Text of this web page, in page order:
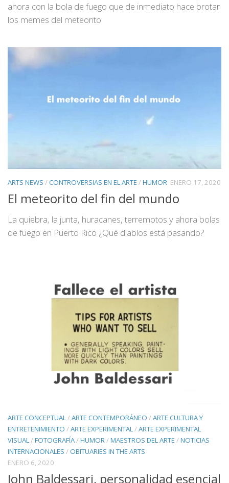
ahora con la bola de fuego que de inmediato hace brotar
los memes del meteorito
ARTS NEWS /CONTROVERSIAS EN EL ARTE /HUMOR ENERO 17, 2020
El meteorito del fin del mundo
La quiebra, la junta, huracanes, terremotos y ahora bolas
de fuego en Puerto Rico ¿Qué diablos está pasando?
ARTE CONCEPTUAL/ARTE CONTEMPORÁNEO /ARTE CULTURA Y
ENTRETENIMIENTO /ARTE EXPERIMENTAL/ARTE EXPERIMENTAL
VISUAL/FOTOGRAFÍA/HUMOR/MAESTROS DEL ARTE /NOTICIAS
INTERNACIONALES / OBITUARIES IN THE ARTS
ENERO 6, 2020
John Baldessari, personalidad esencial